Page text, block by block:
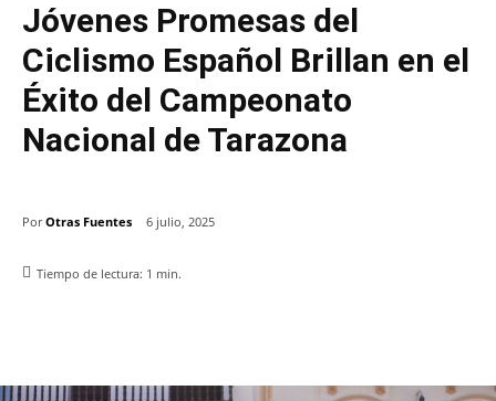
Jóvenes Promesas del
Ciclismo Español Brillan en el
Éxito del Campeonato
Nacional de Tarazona
Por Otras Fuentes 6 julio, 2025
Tiempo de lectura: 1 min.